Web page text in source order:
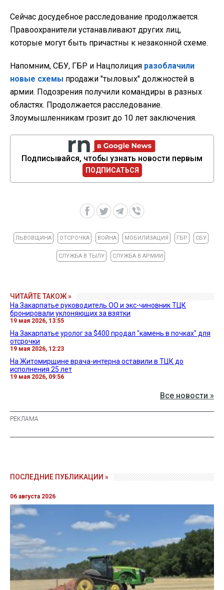
Сейчас досудебное расследование продолжается.
Правоохранители устанавливают других лиц,
которые могут быть причастны к незаконной схеме.
Напомним, СБУ, ГБР и Нацполиция разоблачили
новые схемы продажи "тыловых" должностей в
армии. Подозрения получили командиры в разных
областях. Продолжается расследование.
Злоумышленникам грозит до 10 лет заключения.
Подписывайся, чтобы узнать новости первым
ПОДПИСАТЬСЯ
ЛЬВОВЩИНА ОТСРОЧКА ВОЙНА МОБИЛИЗАЦИЯ ГБР СБУ
СЛУЖБА В ТЫЛУ СЛУЖБА В АРМИИ
ЧИТАЙТЕ ТАКОЖ »
На Закарпатье руководитель ОО и экс-чиновник ТЦК
бронировали уклоняющих за взятки
19 мая 2026, 13:55
На Закарпатье уролог за $400 продал "камень в почках" для
отсрочки
19 мая 2026, 12:23
На Житомирщине врача-интерна оставили в ТЦК до
исполнения 25 лет
19 мая 2026, 09:56
Все новости »
ПОСЛЕДНИЕ ПУБЛИКАЦИИ »
06 августа 2026